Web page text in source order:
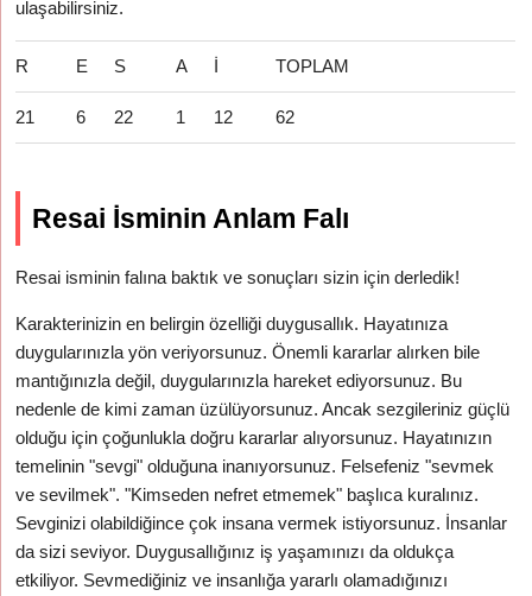
ulaşabilirsiniz.
R E S A İ TOPLAM
21 6 22 1 12 62
Resai İsminin Anlam Falı
Resai isminin falına baktık ve sonuçları sizin için derledik!
Karakterinizin en belirgin özelliği duygusallık. Hayatınıza
duygularınızla yön veriyorsunuz. Önemli kararlar alırken bile
mantığınızla değil, duygularınızla hareket ediyorsunuz. Bu
nedenle de kimi zaman üzülüyorsunuz. Ancak sezgileriniz güçlü
olduğu için çoğunlukla doğru kararlar alıyorsunuz. Hayatınızın
temelinin "sevgi" olduğuna inanıyorsunuz. Felsefeniz "sevmek
ve sevilmek". "Kimseden nefret etmemek" başlıca kuralınız.
Sevginizi olabildiğince çok insana vermek istiyorsunuz. İnsanlar
da sizi seviyor. Duygusallığınız iş yaşamınızı da oldukça
etkiliyor. Sevmediğiniz ve insanlığa yararlı olamadığınızı